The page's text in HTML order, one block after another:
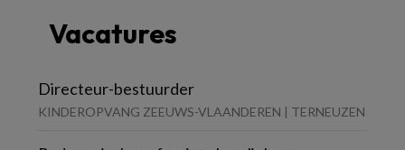
Vacatures
Directeur-bestuurder
KINDEROPVANG ZEEUWS-VLAANDEREN | TERNEUZEN